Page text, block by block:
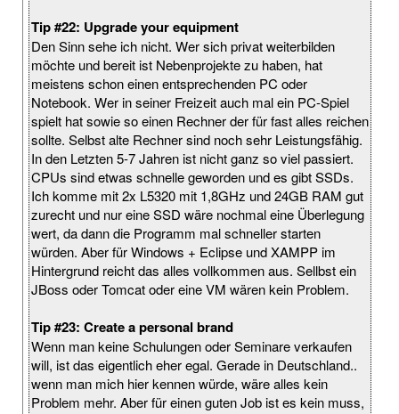
Tip #22: Upgrade your equipment
Den Sinn sehe ich nicht. Wer sich privat weiterbilden
möchte und bereit ist Nebenprojekte zu haben, hat
meistens schon einen entsprechenden PC oder
Notebook. Wer in seiner Freizeit auch mal ein PC-Spiel
spielt hat sowie so einen Rechner der für fast alles reichen
sollte. Selbst alte Rechner sind noch sehr Leistungsfähig.
In den Letzten 5-7 Jahren ist nicht ganz so viel passiert.
CPUs sind etwas schnelle geworden und es gibt SSDs.
Ich komme mit 2x L5320 mit 1,8GHz und 24GB RAM gut
zurecht und nur eine SSD wäre nochmal eine Überlegung
wert, da dann die Programm mal schneller starten
würden. Aber für Windows + Eclipse und XAMPP im
Hintergrund reicht das alles vollkommen aus. Sellbst ein
JBoss oder Tomcat oder eine VM wären kein Problem.
Tip #23: Create a personal brand
Wenn man keine Schulungen oder Seminare verkaufen
will, ist das eigentlich eher egal. Gerade in Deutschland..
wenn man mich hier kennen würde, wäre alles kein
Problem mehr. Aber für einen guten Job ist es kein muss,